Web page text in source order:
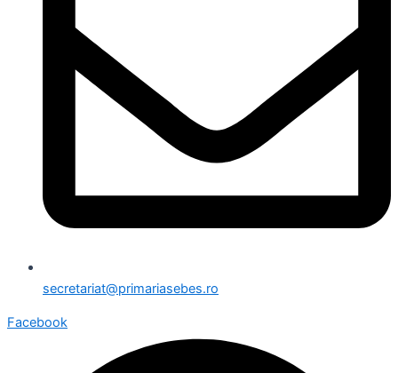
secretariat@primariasebes.ro
Facebook